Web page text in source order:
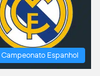
Campeonato Espanhol